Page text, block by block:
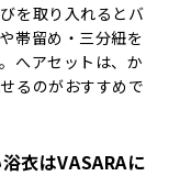
を取り入れるとバ
帯留め・三分紐を
へアセットは、か
るのがおすすめで
衣はVASARAに